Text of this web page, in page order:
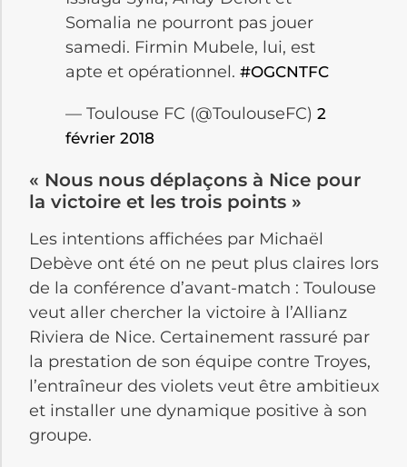
Somalia ne pourront pas jouer
samedi. Firmin Mubele, lui, est
apte et opérationnel. #OGCNTFC
— Toulouse FC (@ToulouseFC) 2
février 2018
« Nous nous déplaçons à Nice pour
la victoire et les trois points »
Les intentions affichées par Michaël
Debève ont été on ne peut plus claires lors
de la conférence d’avant-match : Toulouse
veut aller chercher la victoire à l’Allianz
Riviera de Nice. Certainement rassuré par
la prestation de son équipe contre Troyes,
l’entraîneur des violets veut être ambitieux
et installer une dynamique positive à son
groupe.